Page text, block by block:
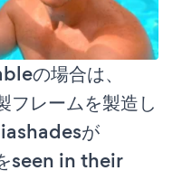
の場合は、
レームを製造し
が
seen in their